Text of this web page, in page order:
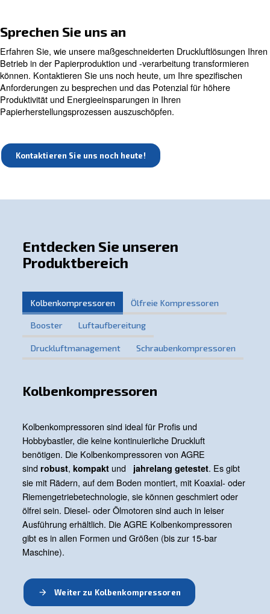
Schraubenkompressoren
Schraubenkompressoren sind die perfekte
kontinuierlichen Luftbedarf. Erfahren Sie mehr
unsere Optionen, darunter feste Drehzahl,
mit fester Drehzahl
Sprechen Sie uns an
Erfahren Sie, wie unsere maßgeschneiderten
Betrieb in der Papierproduktion und -verarbeitung
können. Kontaktieren Sie uns noch heute, um Ihre
Anforderungen zu besprechen und das Potenzial für
Papierherstellungsprozessen auszuschöpfen.
Kontaktieren Sie uns noch heute!
Entdecken Sie unseren
Produktbereich